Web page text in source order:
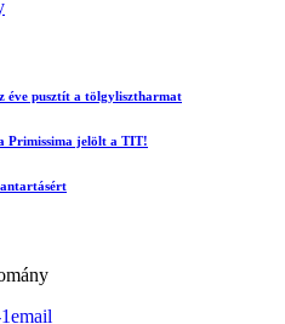
éve pusztít a tölgylisztharmat
Primissima jelölt a TIT!
email